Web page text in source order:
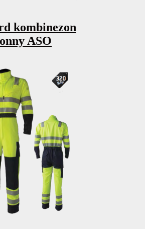
kombinezon
ASO